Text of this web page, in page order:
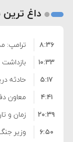
داغ
ترامپ:
۸:۳۶
فساد و
۱۰:۳۳
حادثه
۵:۱۷
معاون
واهی
۴:۴۱
زمان و
نشده
۲۰:۳۹
وزیر
۶:۵۰